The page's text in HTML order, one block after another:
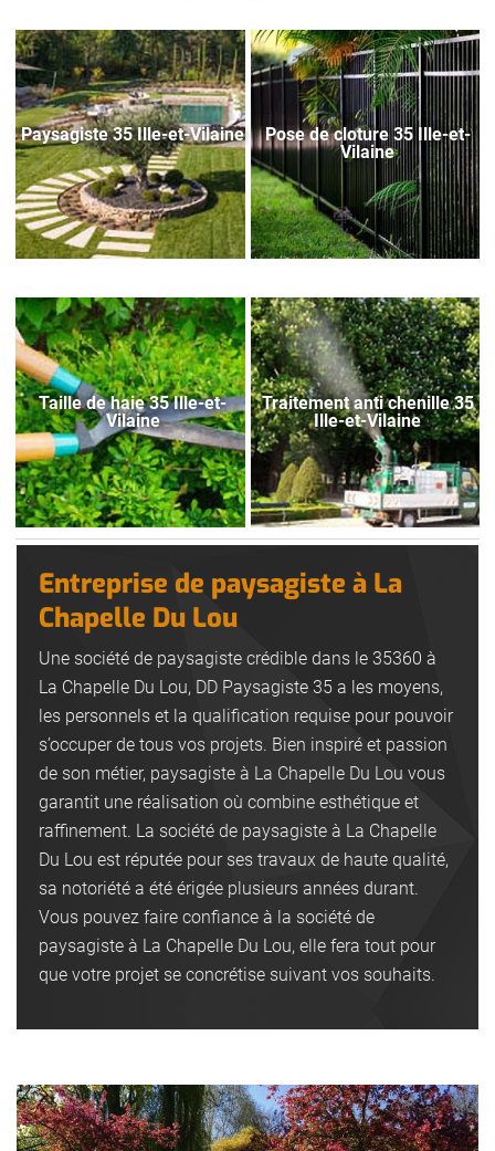
Paysagiste 35 Ille-et-Vilaine
Pose de cloture 35 Ille-et-
Vilaine
Taille de haie 35 Ille-et-
Vilaine
Traitement anti chenille 35
Ille-et-Vilaine
Entreprise de paysagiste à La
Chapelle Du Lou
Une société de paysagiste crédible dans le 35360 à
La Chapelle Du Lou, DD Paysagiste 35 a les moyens,
les personnels et la qualification requise pour pouvoir
s’occuper de tous vos projets. Bien inspiré et passion
de son métier, paysagiste à La Chapelle Du Lou vous
garantit une réalisation où combine esthétique et
raffinement. La société de paysagiste à La Chapelle
Du Lou est réputée pour ses travaux de haute qualité,
sa notoriété a été érigée plusieurs années durant.
Vous pouvez faire confiance à la société de
paysagiste à La Chapelle Du Lou, elle fera tout pour
que votre projet se concrétise suivant vos souhaits.